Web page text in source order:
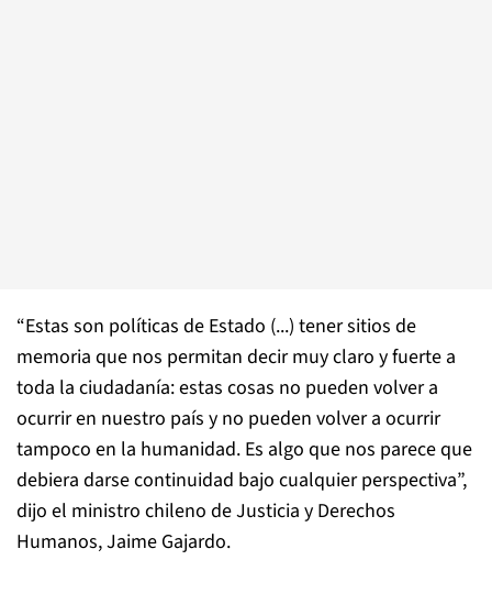
“Estas son políticas de Estado (...) tener sitios de
memoria que nos permitan decir muy claro y fuerte a
toda la ciudadanía: estas cosas no pueden volver a
ocurrir en nuestro país y no pueden volver a ocurrir
tampoco en la humanidad. Es algo que nos parece que
debiera darse continuidad bajo cualquier perspectiva”,
dijo el ministro chileno de Justicia y Derechos
Humanos, Jaime Gajardo.